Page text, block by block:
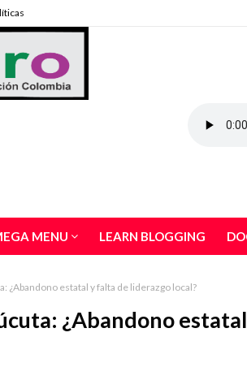
MENU LEARN BLOGGING
¿Abandono estatal y falta de liderazgo local?
¿Abandono